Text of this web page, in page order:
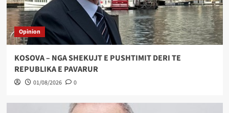
Opinion
KOSOVA – NGA SHEKUJT E PUSHTIMIT DERI TE
REPUBLIKA E PAVARUR
01/08/2026 0